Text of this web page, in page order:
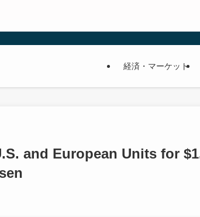
経済・マーケット
and European Units for